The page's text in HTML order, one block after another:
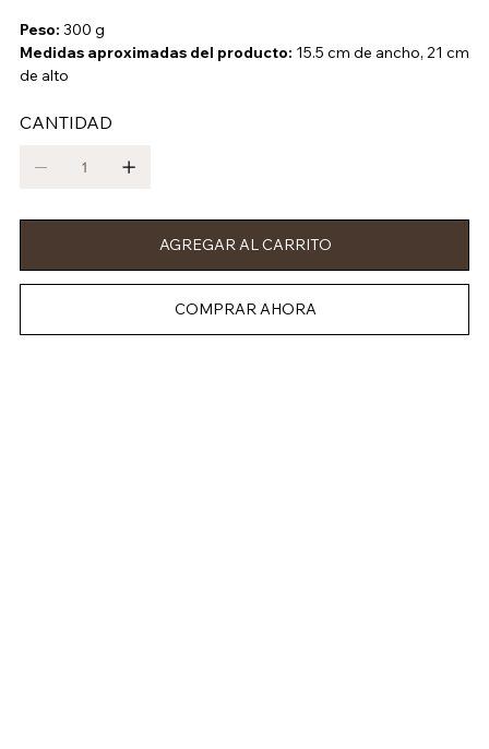
Peso: 300 g
Medidas aproximadas del producto: 15.5 cm de ancho, 21 cm
de alto
CANTIDAD
AGREGAR AL CARRITO
COMPRAR AHORA